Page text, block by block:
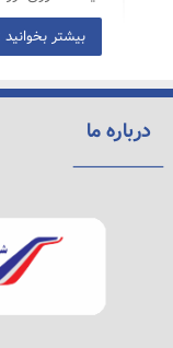
بیشتر
درباره ما